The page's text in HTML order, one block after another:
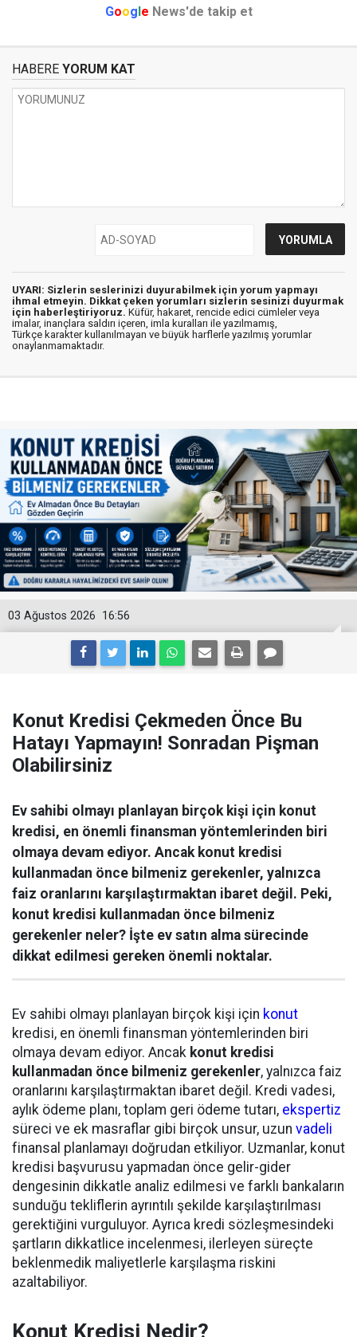
Google News'de takip et
HABERE YORUM KAT
UYARI: Sizlerin seslerinizi duyurabilmek için yorum yapmayı
ihmal etmeyin. Dikkat çeken yorumları sizlerin sesinizi duyurmak
için haberleştiriyoruz. Küfür, hakaret, rencide edici cümleler veya
imalar, inançlara saldırı içeren, imla kuralları ile yazılmamış,
Türkçe karakter kullanılmayan ve büyük harflerle yazılmış yorumlar
onaylanmamaktadır.
16:56
03 Ağustos 2026
Konut Kredisi Çekmeden Önce Bu
Hatayı Yapmayın! Sonradan Pişman
Olabilirsiniz
Ev sahibi olmayı planlayan birçok kişi için konut
kredisi, en önemli finansman yöntemlerinden biri
olmaya devam ediyor. Ancak konut kredisi
kullanmadan önce bilmeniz gerekenler, yalnızca
faiz oranlarını karşılaştırmaktan ibaret değil. Peki,
konut kredisi kullanmadan önce bilmeniz
gerekenler neler? İşte ev satın alma sürecinde
dikkat edilmesi gereken önemli noktalar.
Ev sahibi olmayı planlayan birçok kişi için konut
kredisi, en önemli finansman yöntemlerinden biri
olmaya devam ediyor. Ancak konut kredisi
kullanmadan önce bilmeniz gerekenler, yalnızca faiz
oranlarını karşılaştırmaktan ibaret değil. Kredi vadesi,
aylık ödeme planı, toplam geri ödeme tutarı, ekspertiz
süreci ve ek masraflar gibi birçok unsur, uzun vadeli
finansal planlamayı doğrudan etkiliyor. Uzmanlar, konut
kredisi başvurusu yapmadan önce gelir-gider
dengesinin dikkatle analiz edilmesi ve farklı bankaların
sunduğu tekliflerin ayrıntılı şekilde karşılaştırılması
gerektiğini vurguluyor. Ayrıca kredi sözleşmesindeki
şartların dikkatlice incelenmesi, ilerleyen süreçte
beklenmedik maliyetlerle karşılaşma riskini
azaltabiliyor.
Konut Kredisi Nedir?